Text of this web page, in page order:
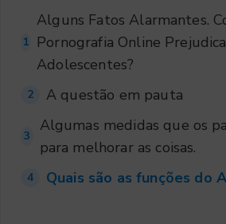
1
Alguns Fatos Alarmantes.
Pornografia Online
Adolescentes?
2 A questão em pauta
3
Algumas medidas que os
para melhorar as coisas.
4 Quais são as funções do